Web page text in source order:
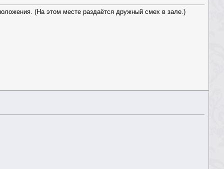
(На этом месте раздаётся дружный смех в зале.)